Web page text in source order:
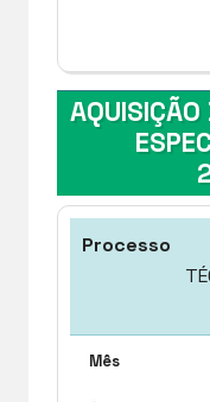
AQUISIÇÃO